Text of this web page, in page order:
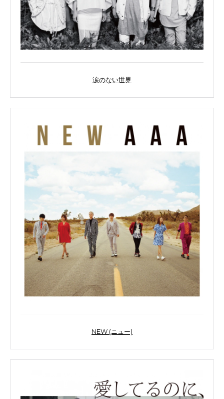
涙のない世界
NEW (ニュー)